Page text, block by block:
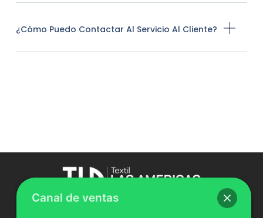
¿Cómo Puedo Contactar Al Servicio Al Cliente?
Canal de ventas